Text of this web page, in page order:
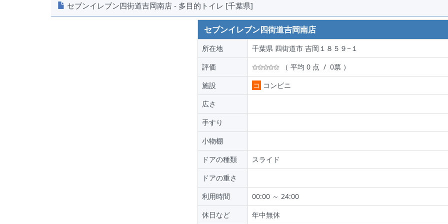
セブンイレブン四街道吉岡南店 - 多目的トイレ [千葉県]
セブンイレブン四街道吉岡南店
所在地
千葉県 四街道市 吉岡１８５９−１
評価
（ 平均 0 点 / 0票 ）
施設
コ コンビニ
広さ
手すり
小物棚
ドアの種類
スライド
ドアの重さ
利用時間
00:00 ～ 24:00
休日など
年中無休